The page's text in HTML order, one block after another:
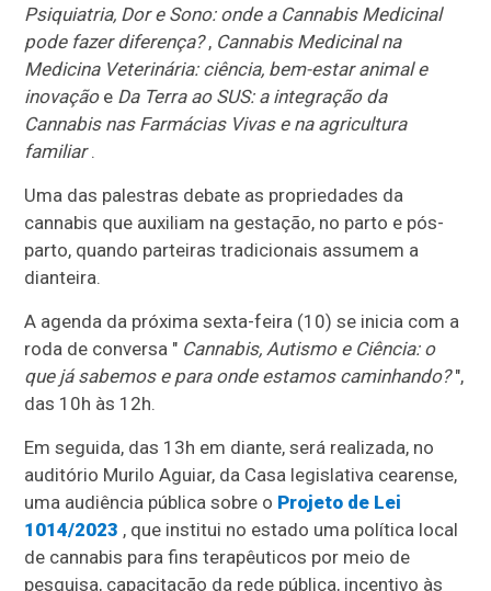
Psiquiatria, Dor e Sono: onde a Cannabis Medicinal
pode fazer diferença?, Cannabis Medicinal na
Medicina Veterinária: ciência, bem-estar animal e
inovaçãoe Da Terra ao SUS: a integração da
Cannabis nas Farmácias Vivas e na agricultura
familiar.
Uma das palestras debate as propriedades da
cannabis que auxiliam na gestação, no parto e pós-
parto, quando parteiras tradicionais assumem a
dianteira.
A agenda da próxima sexta-feira (10) se inicia com a
roda de conversa " Cannabis, Autismo e Ciência: o
que já sabemos e para onde estamos caminhando?",
das 10h às 12h.
Em seguida, das 13h em diante, será realizada, no
auditório Murilo Aguiar, da Casa legislativa cearense,
uma audiência pública sobre o Projeto de Lei
1014/2023 , que institui no estado uma política local
de cannabis para fins terapêuticos por meio de
pesquisa, capacitação da rede pública, incentivo às